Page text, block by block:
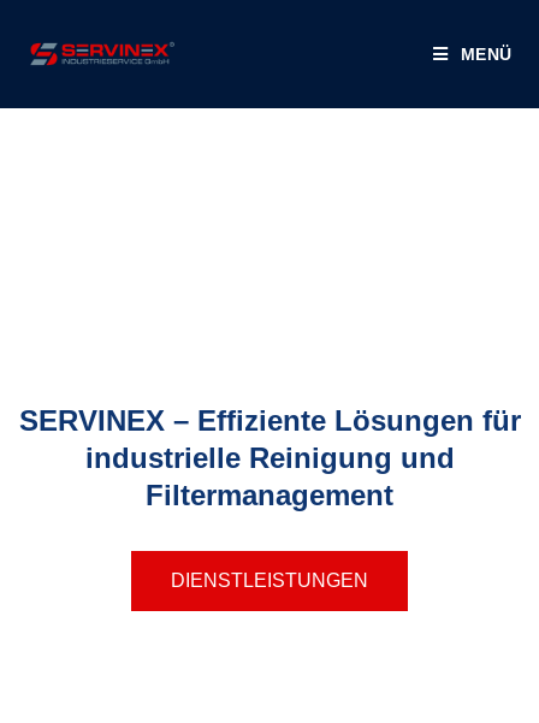
MENÜ
SERVINEX – Effiziente Lösungen für
industrielle Reinigung und
Filtermanagement
DIENSTLEISTUNGEN